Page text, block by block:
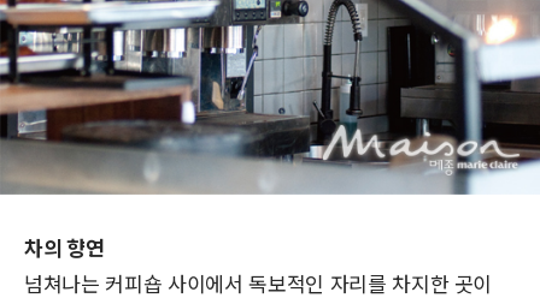
차의 향연
넘쳐나는 커피숍 사이에서 독보적인 자리를 차지한 곳이